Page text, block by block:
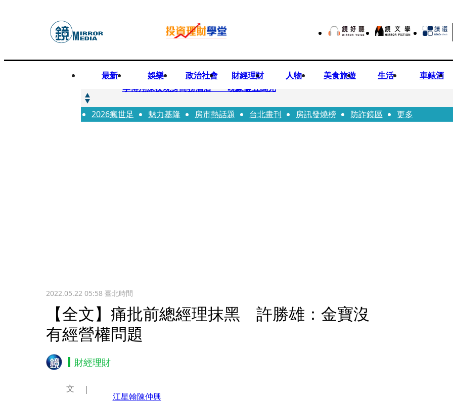
最新 娛樂 政治社會 財經理財 人物 美食旅遊 生活 車錶酒
快訊
李博翔深夜現身商務酒店 一晚豪砸五萬元
快訊
71萬粉YouTuber驟逝！被發現「陳屍同居女友住處」享年36歲 生前曾爆染毒、家暴前妻
2026瘋世足 魅力基隆 房市熱話題 台北畫刊 房訊發燒榜 防詐鏡區 更多
2022.05.22 05:58臺北時間
【全文】痛批前總經理抹黑 許勝雄：金寶沒
有經營權問題
財經理財
文
江星翰陳仲興